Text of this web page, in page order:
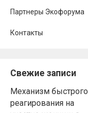
Партнеры Экофорума
Контакты
Свежие записи
Механизм быстрого
реагирования на